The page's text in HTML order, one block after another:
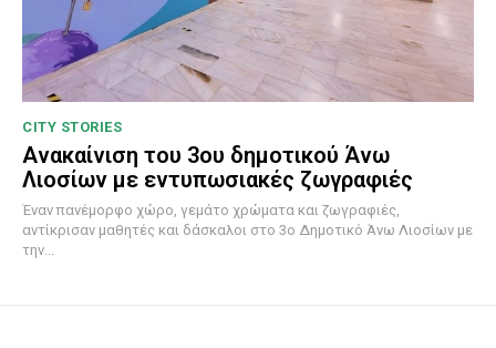
CITY STORIES
Ανακαίνιση του 3ου δημοτικού Άνω
Λιοσίων με εντυπωσιακές ζωγραφιές
Έναν πανέμορφο χώρο, γεμάτο χρώματα και ζωγραφιές,
αντίκρισαν μαθητές και δάσκαλοι στο 3ο Δημοτικό Άνω Λιοσίων με
την...